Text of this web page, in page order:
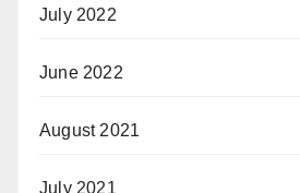
July 2022
June 2022
August 2021
July 2021